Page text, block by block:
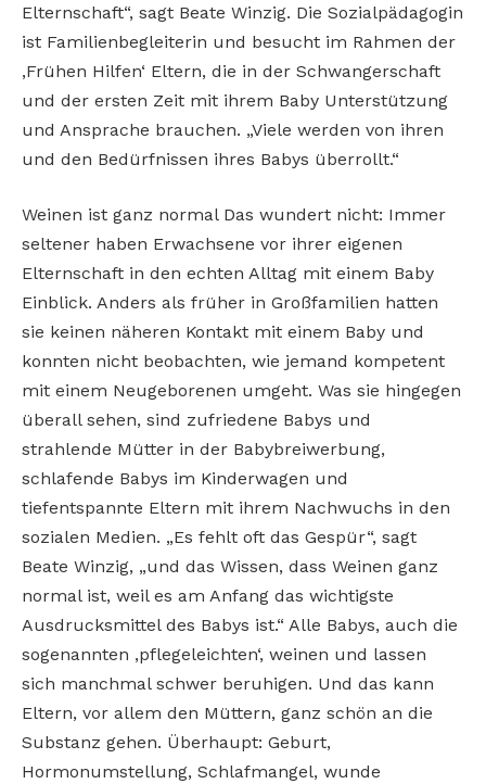
Elternschaft“, sagt Beate Winzig. Die Sozialpädagogin
ist Familienbegleiterin und besucht im Rahmen der
‚Frühen Hilfen‘ Eltern, die in der Schwangerschaft
und der ersten Zeit mit ihrem Baby Unterstützung
und Ansprache brauchen. „Viele werden von ihren
und den Bedürfnissen ihres Babys überrollt.“
Weinen ist ganz normal Das wundert nicht: Immer
seltener haben Erwachsene vor ihrer eigenen
Elternschaft in den echten Alltag mit einem Baby
Einblick. Anders als früher in Großfamilien hatten
sie keinen näheren Kontakt mit einem Baby und
konnten nicht beobachten, wie jemand kompetent
mit einem Neugeborenen umgeht. Was sie hingegen
überall sehen, sind zufriedene Babys und
strahlende Mütter in der Babybreiwerbung,
schlafende Babys im Kinderwagen und
tiefentspannte Eltern mit ihrem Nachwuchs in den
sozialen Medien. „Es fehlt oft das Gespür“, sagt
Beate Winzig, „und das Wissen, dass Weinen ganz
normal ist, weil es am Anfang das wichtigste
Ausdrucksmittel des Babys ist.“ Alle Babys, auch die
sogenannten ‚pflegeleichten‘, weinen und lassen
sich manchmal schwer beruhigen. Und das kann
Eltern, vor allem den Müttern, ganz schön an die
Substanz gehen. Überhaupt: Geburt,
Hormonumstellung, Schlafmangel, wunde